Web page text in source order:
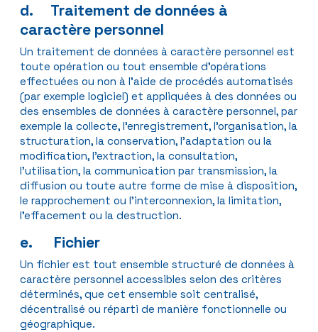
d. Traitement de données à
caractère personnel
Un traitement de données à caractère personnel est
toute opération ou tout ensemble d’opérations
effectuées ou non à l’aide de procédés automatisés
(par exemple logiciel) et appliquées à des données ou
des ensembles de données à caractère personnel, par
exemple la collecte, l’enregistrement, l’organisation, la
structuration, la conservation, l’adaptation ou la
modification, l’extraction, la consultation,
l’utilisation, la communication par transmission, la
diffusion ou toute autre forme de mise à disposition,
le rapprochement ou l’interconnexion, la limitation,
l’effacement ou la destruction.
e. Fichier
Un fichier est tout ensemble structuré de données à
caractère personnel accessibles selon des critères
déterminés, que cet ensemble soit centralisé,
décentralisé ou réparti de manière fonctionnelle ou
géographique.